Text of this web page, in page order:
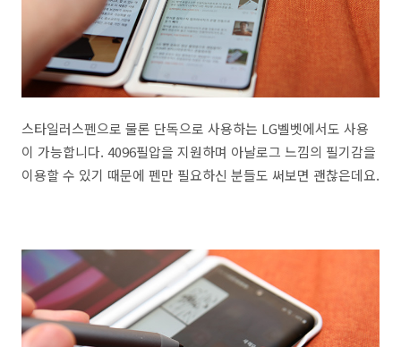
스타일러스펜으로 물론 단독으로 사용하는 LG벨벳에서도 사용
이 가능합니다. 4096필압을 지원하며 아날로그 느낌의 필기감을
이용할 수 있기 때문에 펜만 필요하신 분들도 써보면 괜찮은데요.